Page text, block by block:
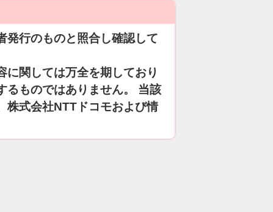
発行のものと照合し確認して
に関しては万全を期しており
るものではありません。 当該
株式会社NTTドコモおよび情